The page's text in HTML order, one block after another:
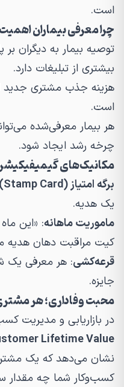
است.
چرا معرفی بیماران
توصیه بیمار به دیگران
بیشتری از تبلیغات دارد.
هزینه جذب مشتری جدید
است.
هر بیمار معرفی‌شده
چرخه رشد ایجاد شود.
مکانیک‌های
برگه امتیاز (Stamp Card)
یک هدیه.
ماموریت ماهانه: «این
کیت مراقبت دهان هدیه
قرعه‌کشی: هر معرفی یک
جایزه.
محبت وفاداری؛هر
در بازاریابی و مدیریت
Lifetime Value
نشان می‌دهد که یک
کسب‌وکار شما چه مقدار